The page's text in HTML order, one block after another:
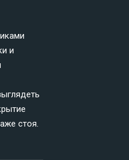
и
стоя.